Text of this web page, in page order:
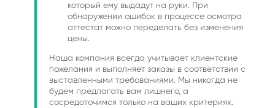
который ему выдадут на руки. При
обнаружении ошибок в процессе осмотра
аттестат можно переделать без изменения
цены.
Наша компания всегда учитывает клиентские
пожелания и выполняет заказы в соответствии с
выставленными требованиями. Мы никогда не
будем предлагать вам лишнего, а
сосредоточимся только на ваших критериях.